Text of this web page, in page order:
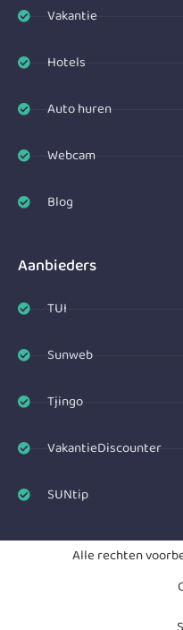
Vakantie
Hotels
Auto huren
Webcam
Blog
Aanbieders
TUI
Sunweb
Tjingo
VakantieDiscounter
SUNtip
Alle rechten